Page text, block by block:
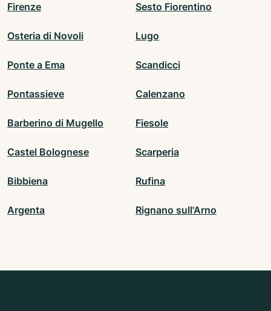
Firenze Sesto Fiorentino
Osteria di Novoli Lugo
Ponte a Ema Scandicci
Pontassieve Calenzano
Barberino di Mugello Fiesole
Castel Bolognese Scarperia
Bibbiena Rufina
Argenta Rignano sull'Arno